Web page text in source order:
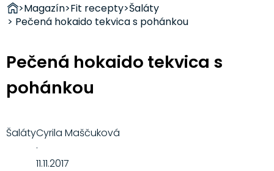
ZDRAVÉ
RÝCHLOVKY
>Magazín>Fit recepty>Šaláty
> Pečená hokaido tekvica s pohánkou
Pečená hokaido tekvica s
pohánkou
ŠalátyCyrila Maščuková
·
11.11.2017